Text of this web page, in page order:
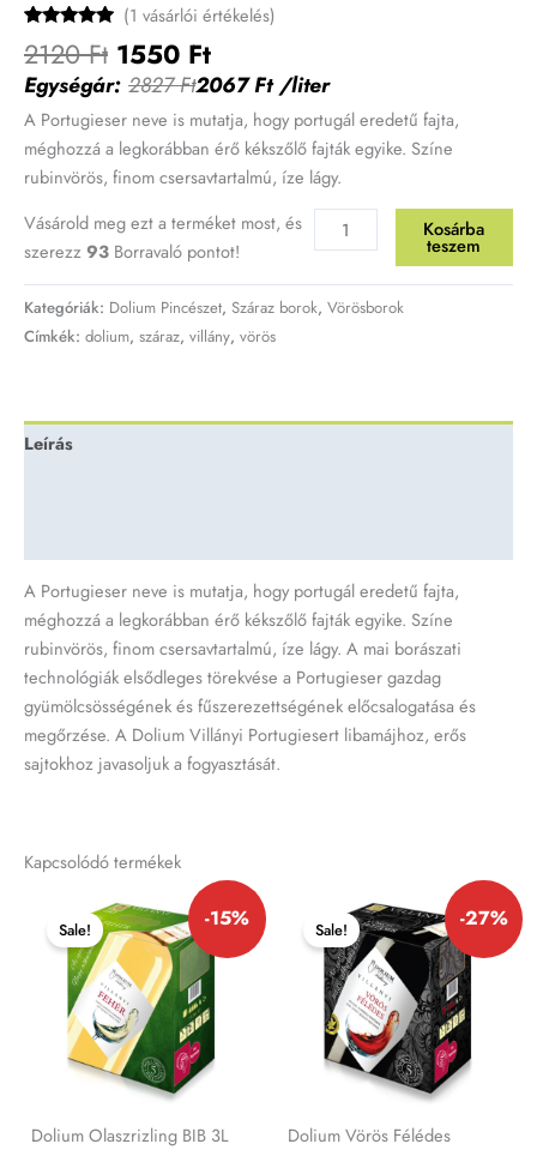
Értékelés
5.00az 5-
ből,
1
értékelés
(1 vásárlói értékelés)
2120Ft 1550 Ft
Egységár: 2827Ft2067Ft /liter
A Portugieser neve is mutatja, hogy portugál eredetű fajta,
méghozzá a legkorábban érő kékszőlő fajták egyike. Színe
rubinvörös, finom csersavtartalmú, íze lágy.
Vásárold meg ezt a terméket most, és
szerezz93 Borravaló pontot!
Kosárba
teszem
Kategóriák: Dolium Pincészet, Száraz borok, Vörösborok
Címkék: dolium, száraz, villány, vörös
Leírás
A Portugieser neve is mutatja, hogy portugál eredetű fajta,
méghozzá a legkorábban érő kékszőlő fajták egyike. Színe
rubinvörös, finom csersavtartalmú, íze lágy. A mai borászati
technológiák elsődleges törekvése a Portugieser gazdag
gyümölcsösségének és fűszerezettségének előcsalogatása és
megőrzése. A Dolium Villányi Portugiesert libamájhoz, erős
sajtokhoz javasoljuk a fogyasztását.
Kapcsolódó termékek
-15%
Sale!
Dolium Olaszrizling BIB 3L
Original
price
was:
5590 Ft.
Current
price
is:
4750 Ft.
-27%
Sale!
Dolium Vörös Félédes
Original
price
was:
4360 Ft.
Current
price
is:
3180 Ft.